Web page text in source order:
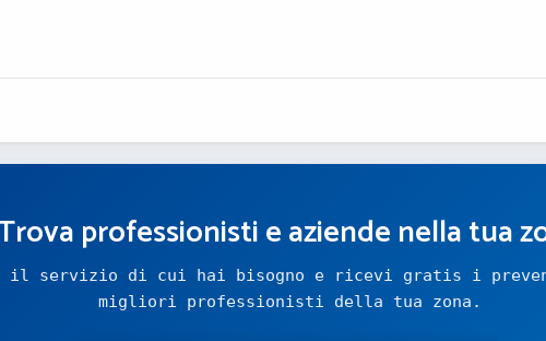
professionisti e aziende nella tua
il servizio di cui hai bisogno e ricevi gratis i
migliori professionisti della tua zona.